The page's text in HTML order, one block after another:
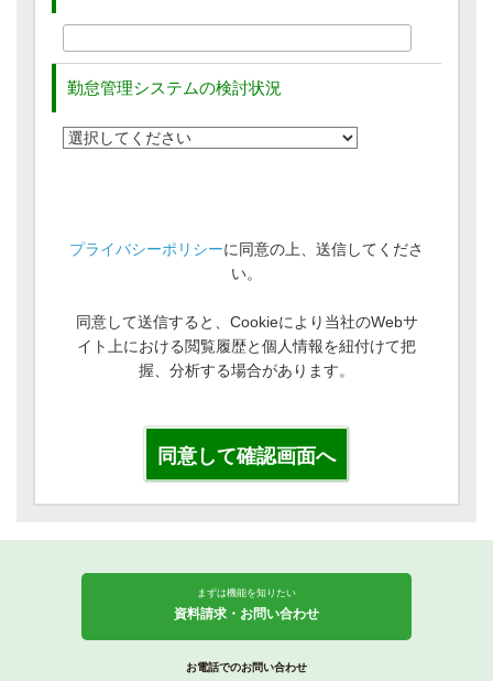
勤怠管理システムの検討状況
プライバシーポリシーに同意の上、送信してくださ
い。
同意して送信すると、Cookieにより当社のWebサ
イト上における閲覧履歴と個人情報を紐付けて把
握、分析する場合があります。
まずは機能を知りたい
資料請求・お問い合わせ
お電話でのお問い合わせ